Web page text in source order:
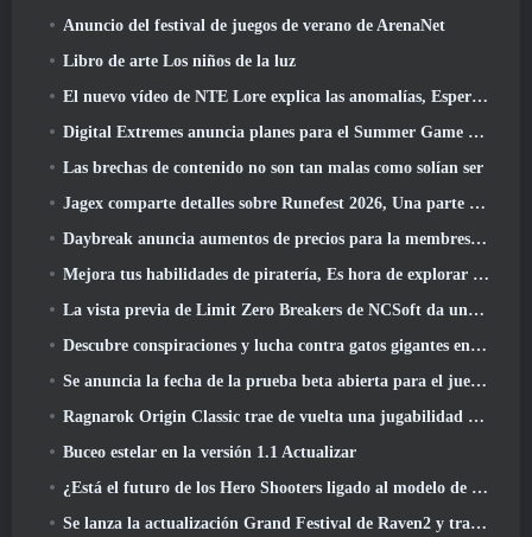
Anuncio del festival de juegos de verano de ArenaNet
Libro de arte Los niños de la luz
El nuevo vídeo de NTE Lore explica las anomalías, Esperar, Y cómo una organización "secreta" lo rastrea todo
Digital Extremes anuncia planes para el Summer Game Fest
Las brechas de contenido no son tan malas como solían ser
Jagex comparte detalles sobre Runefest 2026, Una parte de la celebración del 25 aniversario de RuneScape IP
Daybreak anuncia aumentos de precios para la membresía VIP de Lord Of The Rings Online
Mejora tus habilidades de piratería, Es hora de explorar Night City en Wuthering Waves
La vista previa de Limit Zero Breakers de NCSoft da una idea de qué esperar de la próxima prueba del prólogo
Descubre conspiraciones y lucha contra gatos gigantes en tu tiempo de inactividad en la última actualización de Where Winds Meet
Se anuncia la fecha de la prueba beta abierta para el juego Dark Fantasy Extraction, Cazador de la niebla
Ragnarok Origin Classic trae de vuelta una jugabilidad MMORPG justa y CBT abre en junio 4
Buceo estelar en la versión 1.1 Actualizar
¿Está el futuro de los Hero Shooters ligado al modelo de servicio en vivo F2P??
Se lanza la actualización Grand Festival de Raven2 y trae consigo la nueva clase Warlord